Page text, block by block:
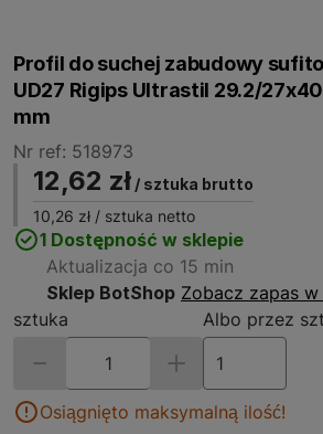
Profil do suchej zabudowy
UD27 Rigips Ultrastil 29.2/
mm
Nr ref: 518973
12,62 zł / sztuka brutto
10,26 zł / sztuka netto
1 Dostępność w sklepie
Aktualizacja co 15 min
Sklep BotShop Zobacz zapas
sztuka
Albo przez
Osiągnięto maksymalną ilość!